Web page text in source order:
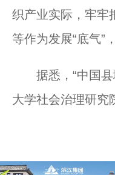
织产业实际，牢牢
等作为发展“底气”
据悉，“中国县
大学社会治理研究